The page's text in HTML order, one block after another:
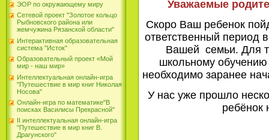
ЭОР по окружающему миру
Сетевой проект "Золотое кольцо
Рыбновского района или
жемчужина Рязанской области"
Интерактивная образовательная
система "Исток"
Образовательный проект «Мой
мир - наш мир»
Интеллектуальная онлайн-игра
"Путешествие в мир книг Николая
Носова"
Онлайн-игра по математике"В
поисках Василисы Прекрасной"
II интеллектуальная онлайн-игра
"Путешествие в мир книг В.
Драгунского"
Уважаемые
Скоро Ваш ребенок
ответственный период
Вашей семьи. Для
школьному
необходимо заранее
У нас уже прошло
ребёнок